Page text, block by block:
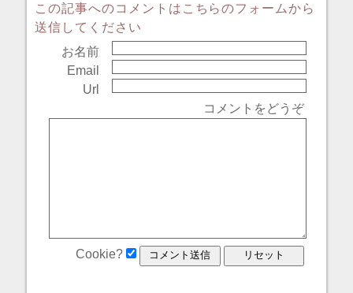
この記事へのコメントはこちらのフォームから
送信してください
お名前
Email
Url
コメントをどうぞ
Cookie?